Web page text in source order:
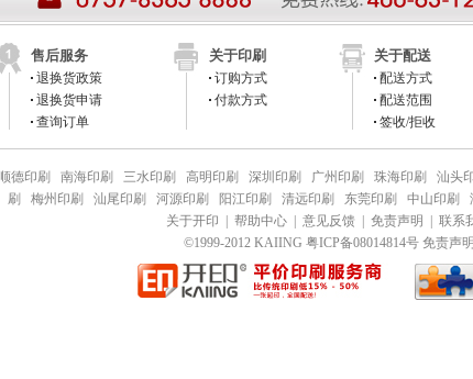
售后服务
退换货政策
退换货申请
查询订单
关于印刷
订购方式
付款方式
关于配送
配送方式
配送范围
签收/拒收
顺德印刷 南海印刷 三水印刷 高明印刷 深圳印刷 广州印刷 珠海印刷 汕头
刷
梅州印刷 汕尾印刷 河源印刷 阳江印刷 清远印刷 东莞印刷 中山印刷
关于开印
帮助中心 意见反馈 免责声明
联系
©1999-2012 KAIING 粤ICP备08014814号 免责声明